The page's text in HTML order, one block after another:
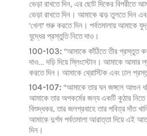
ভেড়া রাখতে দিন, এর ছোট দিকের বিপরীতে
ভেড়া রাখতে দিন। আমাকে ঝড় তুলতে দিন
'খেলা' শুরু করতে দিন। পর্বতমালায় আমাকে
যুদ্ধের প্রস্তুতি নিতে দাও।
100-103: "আমাকে কাঁঠিতে তীর প্রস্তুত
দাও... দড়ি দিয়ে স্লিংস্টোন। আমাকে আমার
করতে দিন। আমাকে থ্রোস্টিক এবং ঢাল
104-107: "আমাকে তার ঘন জঙ্গলে আগুন
আমাকে তার অপকর্মের জন্য একটি কুঠার
বিশুদ্ধকর, তার জলপ্রবাহে তার পবিত্র দাঁত
আমাকে দুর্গম পর্বতমালা আরাত্তা দিয়ে এই
দিন।